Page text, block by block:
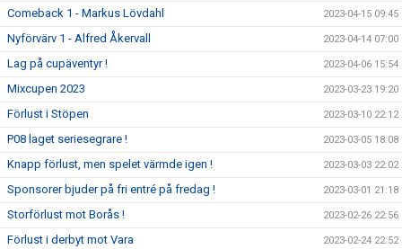
Comeback 1 - Markus Lövdahl 2023-04-15 09:45
Nyförvärv 1 - Alfred Åkervall 2023-04-14 07:00
Lag på cupäventyr ! 2023-04-06 15:54
Mixcupen 2023 2023-03-23 19:20
Förlust i Stöpen 2023-03-10 22:12
P08 laget seriesegrare ! 2023-03-05 18:08
Knapp förlust, men spelet värmde igen ! 2023-03-03 22:02
Sponsorer bjuder på fri entré på fredag ! 2023-03-01 21:18
Storförlust mot Borås ! 2023-02-26 22:56
Förlust i derbyt mot Vara 2023-02-24 22:52